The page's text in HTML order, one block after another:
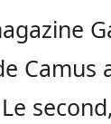
Camus